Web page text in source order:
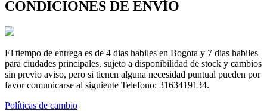
CONDICIONES DE ENVÍO
El tiempo de entrega es de 4 dias habiles en Bogota y 7 dias habiles
para ciudades principales, sujeto a disponibilidad de stock y cambios
sin previo aviso, pero si tienen alguna necesidad puntual pueden por
favor comunicarse al siguiente Telefono: 3163419134.
Políticas de cambio